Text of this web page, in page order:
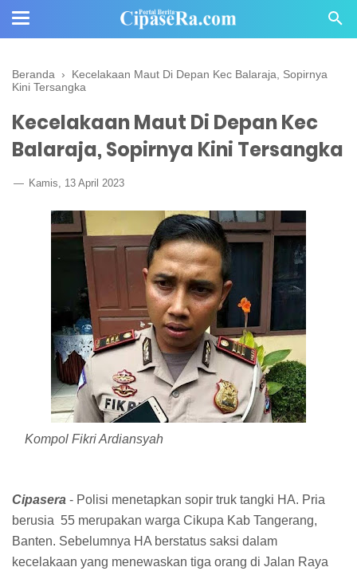
Beranda › Kecelakaan Maut Di Depan Kec Balaraja, Sopirnya
Kini Tersangka
Kecelakaan Maut Di Depan Kec
Balaraja, Sopirnya Kini Tersangka
Kamis, 13 April 2023
Kompol Fikri Ardiansyah
Cipasera - Polisi menetapkan sopir truk tangki HA. Pria
berusia 55 merupakan warga Cikupa Kab Tangerang,
Banten. Sebelumnya HA berstatus saksi dalam
kecelakaan yang menewaskan tiga orang di Jalan Raya